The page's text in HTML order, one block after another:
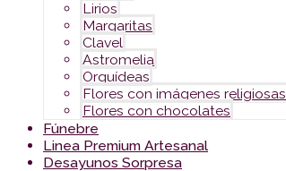
Lirios
Margaritas
Clavel
Astromelia
Orquídeas
Flores con imágenes religiosas
Flores con chocolates
Fúnebre
Linea Premium Artesanal
Desayunos Sorpresa